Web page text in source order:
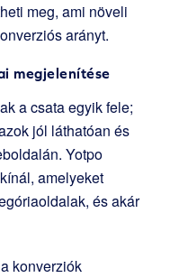
meg, ami növeli
arányt.
megjelenítése
a csata egyik fele;
jól láthatóan és
Yotpo
amelyeket
és akár
konverziók